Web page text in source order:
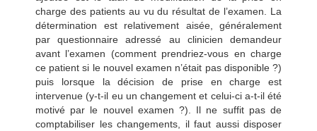
charge des patients au vu du résultat de l’examen. La
détermination est relativement aisée, généralement
par questionnaire adressé au clinicien demandeur
avant l’examen (comment prendriez-vous en charge
ce patient si le nouvel examen n’était pas disponible ?)
puis lorsque la décision de prise en charge est
intervenue (y-t-il eu un changement et celui-ci a-t-il été
motivé par le nouvel examen ?). Il ne suffit pas de
comptabiliser les changements, il faut aussi disposer